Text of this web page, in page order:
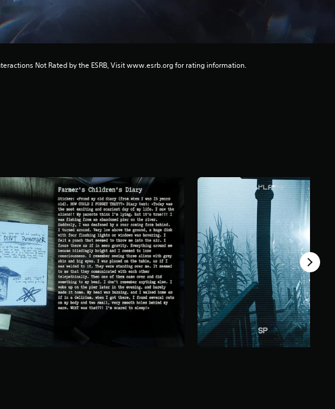
Not Rated by the ESRB, Visit www.esrb.org for rating information.